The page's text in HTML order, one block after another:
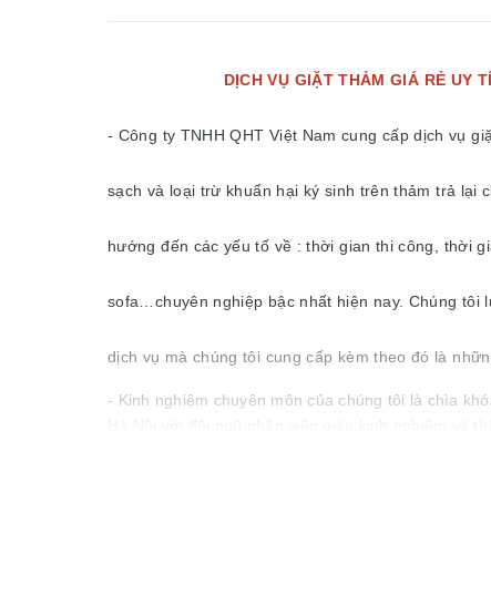
DỊCH VỤ GIẶT THẢM GIÁ RẺ UY TÍN
- Công ty TNHH QHT Việt Nam cung cấp dịch vụ
sạch và loại trừ khuẩn hại ký sinh trên thảm trả lại
hướng đến các yếu tố về : thời gian thi công, thời
sofa…chuyên nghiệp bậc nhất hiện nay. Chúng tôi
dịch vụ mà chúng tôi cung cấp kèm theo đó là
- Kinh nghiệm chuyên môn của chúng tôi là chìa
giặt thảm của chúng tôi sử dụng các loại máy